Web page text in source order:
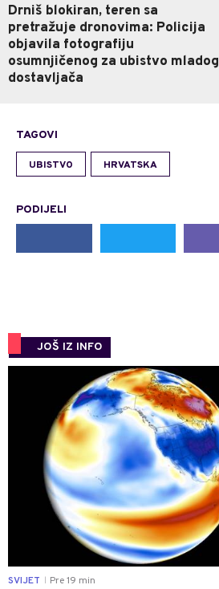
Drniš blokiran, teren sa
pretražuje dronovima: Policija
objavila fotografiju
osumnjičenog za ubistvo mladog
dostavljača
TAGOVI
UBISTVO HRVATSKA
PODIJELI
JOŠ IZ INFO
SVIJET Pre 19 min